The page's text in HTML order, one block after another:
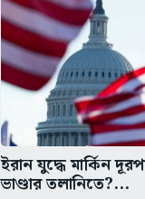
ইরান যুদ্ধে মার্কিন
ভাণ্ডার তলানিতে?...